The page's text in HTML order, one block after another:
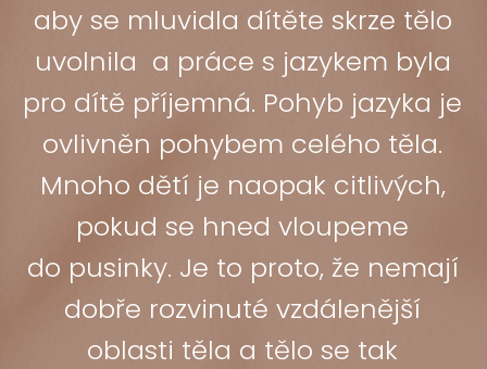
aby se mluvidla dítěte skrze tělo
uvolnila a práce s jazykem byla
pro dítě příjemná. Pohyb jazyka je
ovlivněn pohybem celého těla.
Mnoho dětí je naopak citlivých,
pokud se hned vloupeme
do pusinky. Je to proto, že nemají
dobře rozvinuté vzdálenější
oblasti těla a tělo se tak